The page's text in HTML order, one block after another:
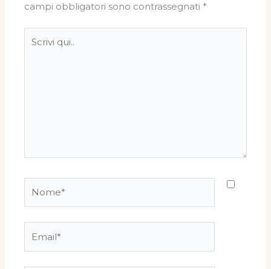
campi obbligatori sono contrassegnati *
qui..